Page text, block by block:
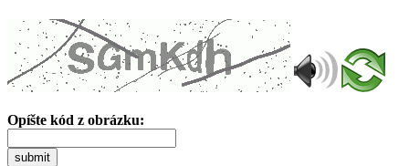
Opíšte kód z obrázku:
submit